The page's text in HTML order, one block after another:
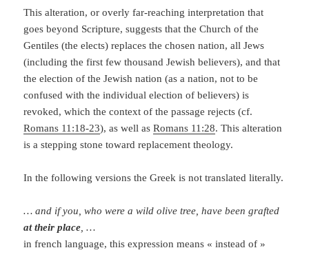
This alteration, or overly far-reaching interpretation that
goes beyond Scripture, suggests that the Church of the
Gentiles (the elects) replaces the chosen nation, all Jews
(including the first few thousand Jewish believers), and that
the election of the Jewish nation (as a nation, not to be
confused with the individual election of believers) is
revoked, which the context of the passage rejects (cf.
Romans 11:18-23), as well asRomans 11:28. This alteration
is a stepping stone toward replacement theology.
In the following versions the Greek is not translated literally.
… and if you, who were a wild olive tree, have been grafted
at their place, …
in french language, this expression means « instead of »